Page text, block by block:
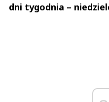
dni tygodnia –